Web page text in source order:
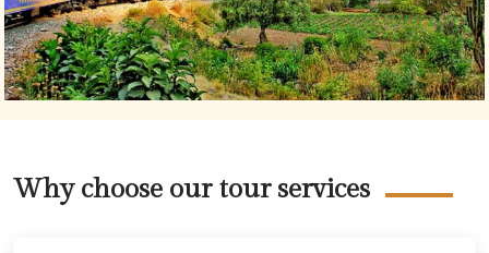
Why choose our tour services